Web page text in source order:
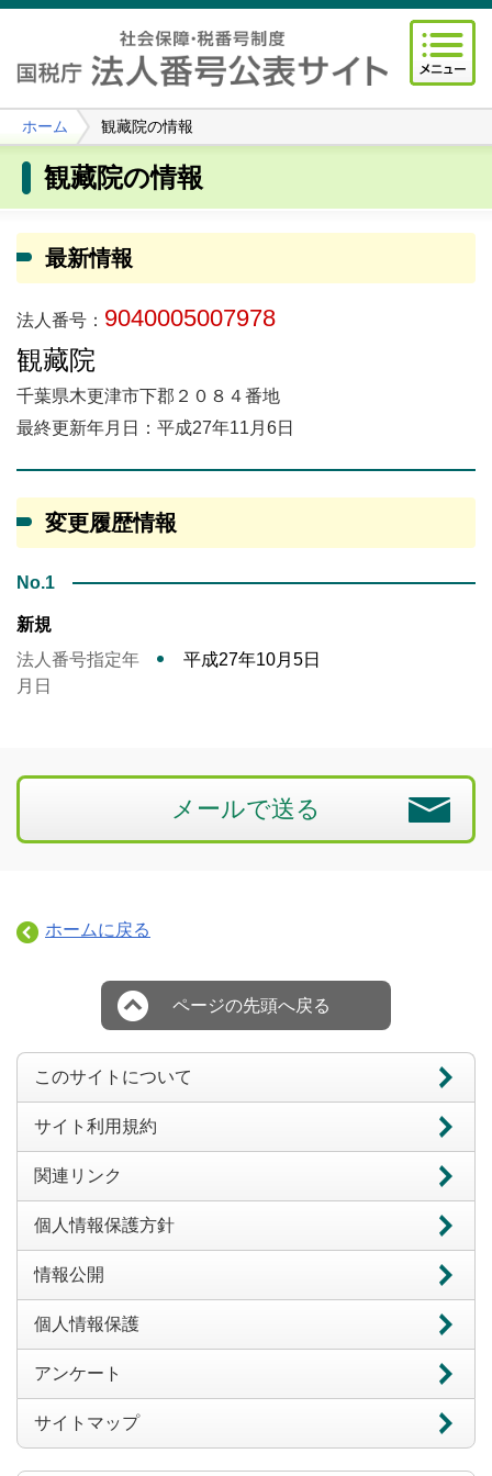
ホーム 観藏院の情報
観藏院の情報
最新情報
法人番号： 9040005007978
観藏院
千葉県木更津市下郡２０８４番地
最終更新年月日：平成27年11月6日
変更履歴情報
No.1
新規
法人番号指定年
月日
平成27年10月5日
メールで送る
ホームに戻る
ページの先頭へ戻る
このサイトについて
サイト利用規約
関連リンク
個人情報保護方針
情報公開
個人情報保護
アンケート
サイトマップ